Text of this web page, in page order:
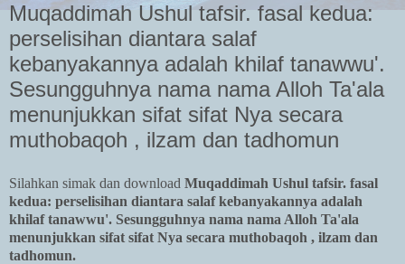
Muqaddimah Ushul tafsir. fasal kedua:
perselisihan diantara salaf
kebanyakannya adalah khilaf tanawwu'.
Sesungguhnya nama nama Alloh Ta'ala
menunjukkan sifat sifat Nya secara
muthobaqoh , ilzam dan tadhomun
Silahkan simak dan download Muqaddimah Ushul tafsir. fasal
kedua: perselisihan diantara salaf kebanyakannya adalah
khilaf tanawwu'. Sesungguhnya nama nama Alloh Ta'ala
menunjukkan sifat sifat Nya secara muthobaqoh , ilzam dan
tadhomun.